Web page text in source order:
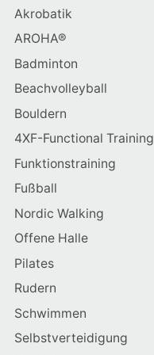
Akrobatik
AROHA®
Badminton
Beachvolleyball
Bouldern
4XF-Functional Training
Funktionstraining
Fußball
Nordic Walking
Offene Halle
Pilates
Rudern
Schwimmen
Selbstverteidigung